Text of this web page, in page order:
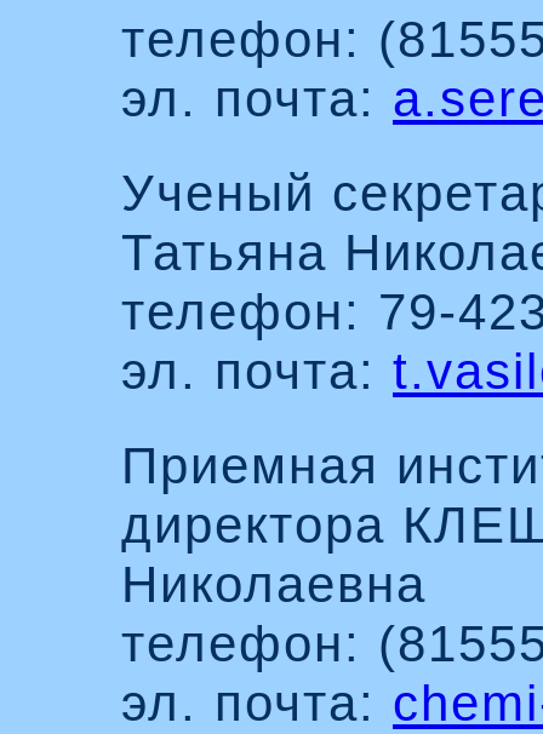
телефон:
эл. почта:
Ученый
Татьяна
телефон: 79-
эл. почта:
Приемная
директора
Николаевна
телефон:
эл. почта: